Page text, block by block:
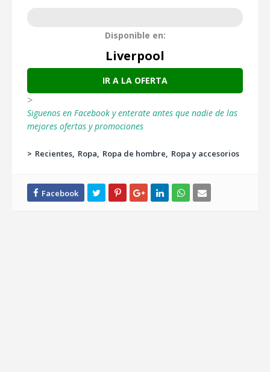
Disponible en:
Liverpool
IR A LA OFERTA
>
Siguenos en Facebook y enterate antes que nadie de las
mejores ofertas y promociones
> Recientes Ropa Ropa de hombre Ropa y accesorios